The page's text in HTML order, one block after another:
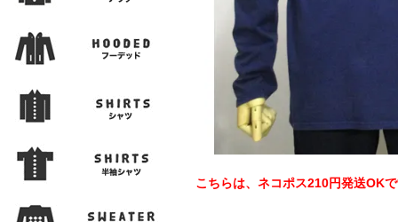
こちらは、ネコポス210円発送OK